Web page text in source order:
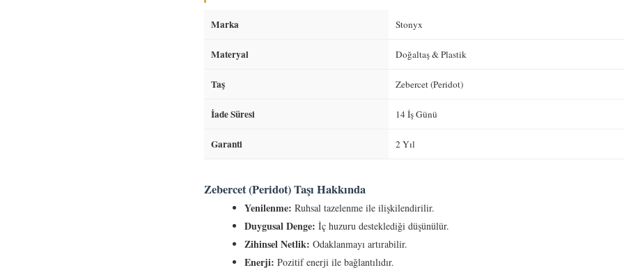
Marka Stonyx
Materyal Doğaltaş & Plastik
Taş Zebercet (Peridot)
İade Süresi 14 İş Günü
Garanti 2 Yıl
Zebercet (Peridot) Taşı Hakkında
Yenilenme: Ruhsal tazelenme ile ilişkilendirilir.
Duygusal Denge: İç huzuru desteklediği düşünülür.
Zihinsel Netlik: Odaklanmayı artırabilir.
Enerji: Pozitif enerji ile bağlantılıdır.